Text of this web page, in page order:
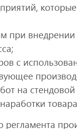
при
с
на
товара
регламента